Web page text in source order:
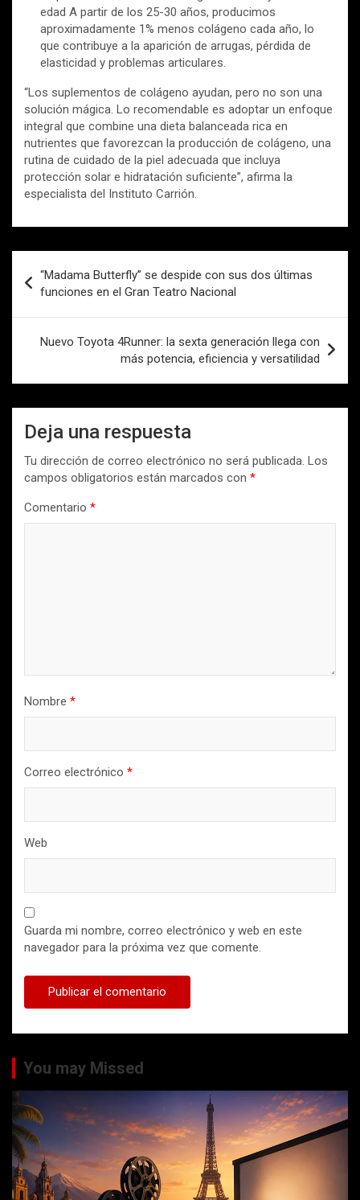
edad A partir de los 25-30 años, producimos
aproximadamente 1% menos colágeno cada año, lo
que contribuye a la aparición de arrugas, pérdida de
elasticidad y problemas articulares.
“Los suplementos de colágeno ayudan, pero no son una
solución mágica. Lo recomendable es adoptar un enfoque
integral que combine una dieta balanceada rica en
nutrientes que favorezcan la producción de colágeno, una
rutina de cuidado de la piel adecuada que incluya
protección solar e hidratación suficiente”, afirma la
especialista del Instituto Carrión.
de
entradas
“Madama Butterfly” se despide con sus dos últimas
funciones en el Gran Teatro Nacional
Nuevo Toyota 4Runner: la sexta generación llega con
más potencia, eficiencia y versatilidad
Deja una respuesta
Tu dirección de correo electrónico no será publicada. Los
campos obligatorios están marcados con *
Comentario *
Nombre *
Correo electrónico *
Web
Guarda mi nombre, correo electrónico y web en este
navegador para la próxima vez que comente.
You may Missed